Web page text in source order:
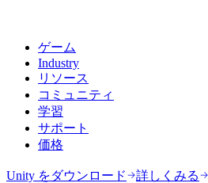
ゲーム
Industry
リソース
コミュニティ
学習
サポート
価格
Unity をダウンロード 詳しくみる